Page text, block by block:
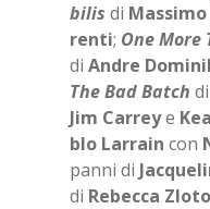
bi­lis di Mas­si­mo
ren­ti; One More
di An­dre
The Bad Bat­ch di
Jim Car­reye
blo Lar­rain con
pan­ni di
di Re­bec­ca